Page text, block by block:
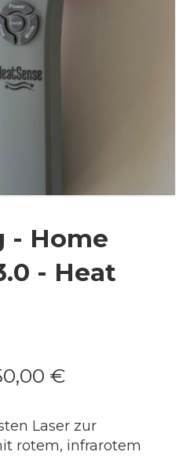
- Home
- Heat
€
Laser zur
rotem, infrarotem